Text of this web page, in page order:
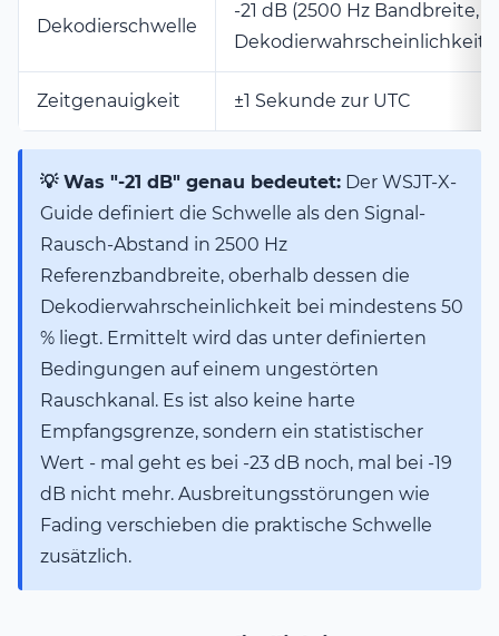
Dekodierschwelle
-21 dB (2500 Hz Bandbreite,
Dekodierwahrscheinlichkeit)
Zeitgenauigkeit ±1 Sekunde zur UTC
💡 Was "-21 dB" genau bedeutet: Der WSJT-X-
Guide definiert die Schwelle als den Signal-
Rausch-Abstand in 2500 Hz
Referenzbandbreite, oberhalb dessen die
Dekodierwahrscheinlichkeit bei mindestens 50
% liegt. Ermittelt wird das unter definierten
Bedingungen auf einem ungestörten
Rauschkanal. Es ist also keine harte
Empfangsgrenze, sondern ein statistischer
Wert - mal geht es bei -23 dB noch, mal bei -19
dB nicht mehr. Ausbreitungsstörungen wie
Fading verschieben die praktische Schwelle
zusätzlich.